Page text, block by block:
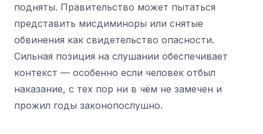
подняты. Правительство может пытаться
представить мисдиминоры или снятые
обвинения как свидетельство опасности.
Сильная позиция на слушании обеспечивает
контекст — особенно если человек отбыл
наказание, с тех пор ни в чём не замечен и
прожил годы законопослушно.